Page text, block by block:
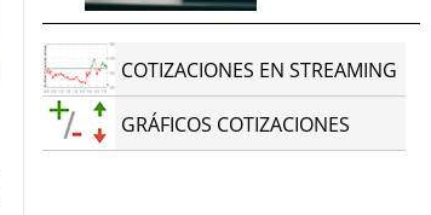
COTIZACIONES EN STREAMING
GRÁFICOS COTIZACIONES